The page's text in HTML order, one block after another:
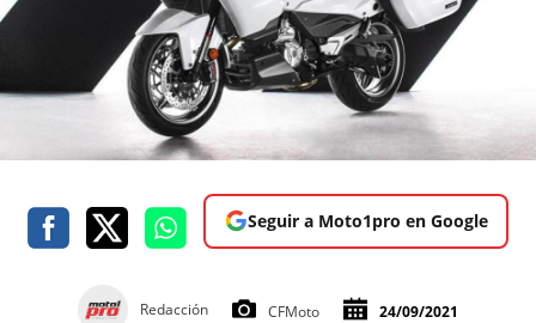
Seguir a Moto1pro en Google
Redacción CFMoto 24/09/2021